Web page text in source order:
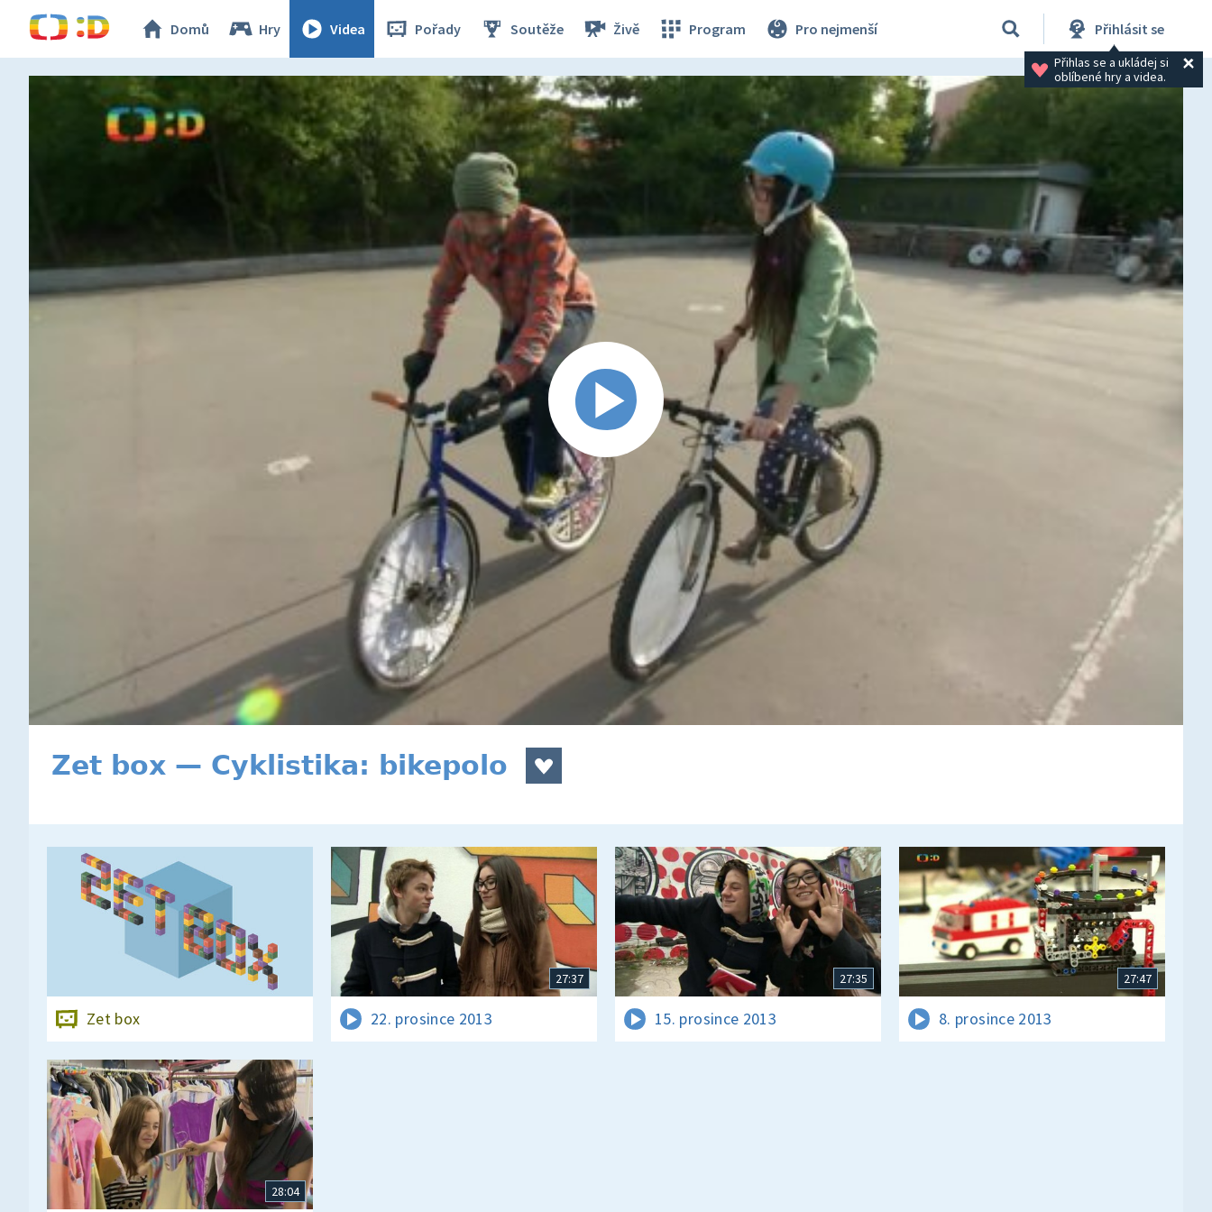
Domů Hry Videa Pořady Soutěže Živě Program Pro nejmenší Přihlásit se
Přihlas se a ukládej si
oblíbené hry a videa.
Zet box — Cyklistika: bikepolo
Zet box
27:37
22. prosince 2013
27:35
15. prosince 2013
27:47
8. prosince 2013
28:04